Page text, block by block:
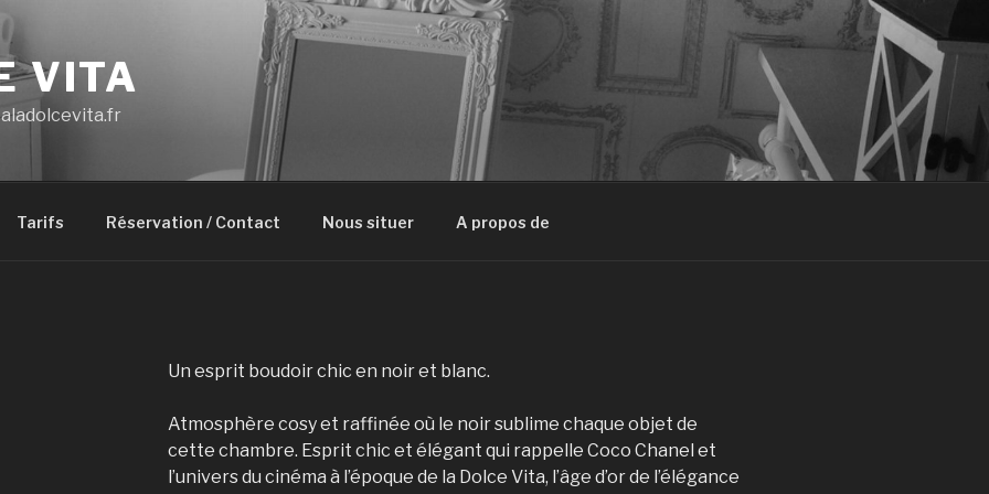
VITA
aladolcevita.fr
Tarifs Réservation / Contact Nous situer A propos de
Un esprit boudoir chic en noir et blanc.
Atmosphère cosy et raffinée où le noir sublime chaque objet de
cette chambre. Esprit chic et élégant qui rappelle Coco Chanel et
l’univers du cinéma à l’époque de la Dolce Vita, l’âge d’or de l’élégance